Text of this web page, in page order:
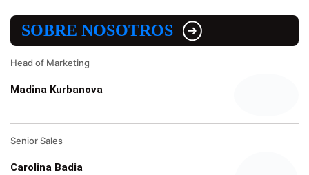
SOBRE NOSOTROS
Head of Marketing
Madina Kurbanova
Senior Sales
Carolina Badia